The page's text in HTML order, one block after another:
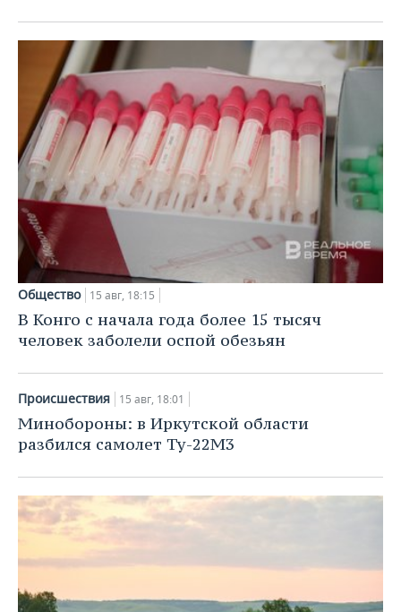
Общество 15 авг, 18:15
В Конго с начала года более 15 тысяч
человек заболели оспой обезьян
Происшествия 15 авг, 18:01
Минобороны: в Иркутской области
разбился самолет Ту-22М3